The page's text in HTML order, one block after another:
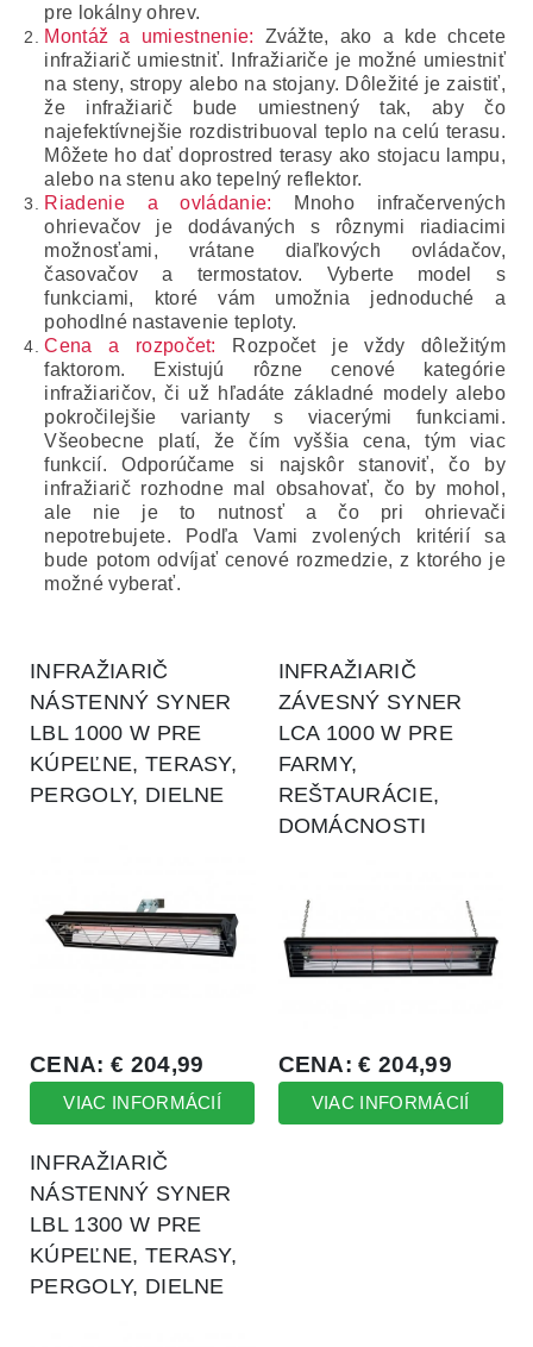
pre lokálny ohrev.
Montáž a umiestnenie: Zvážte, ako a kde chcete
infražiarič umiestniť.
Infražiariče je možné umiestniť
na steny, stropy alebo na stojany. Dôležité je zaistiť,
že infražiarič bude umiestnený tak, aby čo
najefektívnejšie rozdistribuoval teplo na celú terasu.
Môžete ho dať doprostred terasy ako stojacu lampu,
alebo na stenu ako tepelný reflektor.
Riadenie a ovládanie: Mnoho infračervených
ohrievačov je dodávaných s rôznymi riadiacimi
možnosťami, vrátane diaľkových ovládačov,
časovačov a termostatov. Vyberte model s
funkciami, ktoré vám umožnia jednoduché a
pohodlné nastavenie teploty.
Cena a rozpočet:
Rozpočet je vždy dôležitým
faktorom.
Existujú rôzne cenové kategórie
infražiaričov, či už hľadáte základné modely alebo
pokročilejšie varianty s viacerými funkciami.
Všeobecne platí, že čím vyššia cena, tým viac
funkcií.Odporúčame si najskôr stanoviť, čo by
infražiarič rozhodne mal obsahovať, čo by mohol,
ale nie je to nutnosť a čo pri ohrievači
nepotrebujete.
Podľa Vami zvolených kritérií sa
bude potom odvíjať cenové rozmedzie, z ktorého je
možné vyberať.